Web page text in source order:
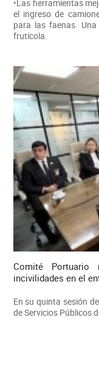
•Las herramientas
el ingreso de
para las faenas.
frutícola.
Comité Portuario
incivilidades en el
En su quinta sesión
de Servicios Públicos